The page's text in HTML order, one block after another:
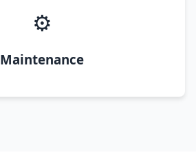
⚙️
Maintenance